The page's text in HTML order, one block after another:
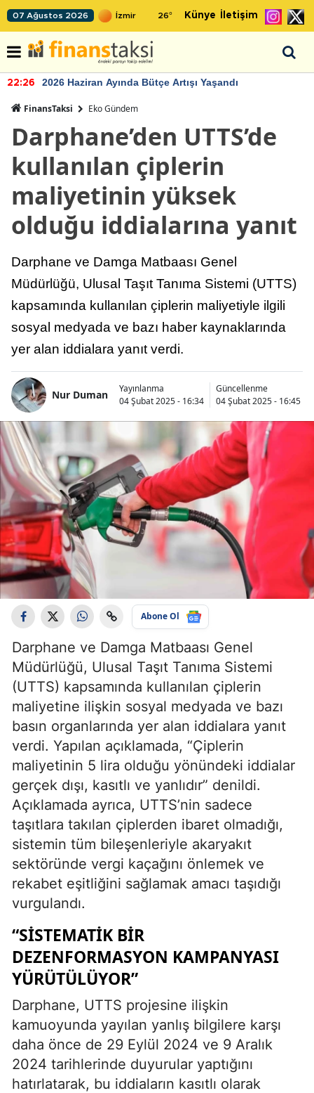
07 Ağustos 2026 26° Künye İletişim
22:26 2026 Haziran Ayında Bütçe Artışı Yaşandı
FinansTaksi Eko Gündem
Darphane’den UTTS’de
kullanılan çiplerin
maliyetinin yüksek
olduğu iddialarına yanıt
Darphane ve Damga Matbaası Genel
Müdürlüğü, Ulusal Taşıt Tanıma Sistemi (UTTS)
kapsamında kullanılan çiplerin maliyetiyle ilgili
sosyal medyada ve bazı haber kaynaklarında
yer alan iddialara yanıt verdi.
Nur Duman
Yayınlanma
04 Şubat 2025 - 16:34
Güncellenme
04 Şubat 2025 - 16:45
Abone Ol
Darphane ve Damga Matbaası Genel
Müdürlüğü, Ulusal Taşıt Tanıma Sistemi
(UTTS) kapsamında kullanılan çiplerin
maliyetine ilişkin sosyal medyada ve bazı
basın organlarında yer alan iddialara yanıt
verdi. Yapılan açıklamada, “Çiplerin
maliyetinin 5 lira olduğu yönündeki iddialar
gerçek dışı, kasıtlı ve yanlıdır” denildi.
Açıklamada ayrıca, UTTS’nin sadece
taşıtlara takılan çiplerden ibaret olmadığı,
sistemin tüm bileşenleriyle akaryakıt
sektöründe vergi kaçağını önlemek ve
rekabet eşitliğini sağlamak amacı taşıdığı
vurgulandı.
“SISTEMATIK BIR
DEZENFORMASYON KAMPANYASI
YÜRÜTÜLÜYOR”
Darphane, UTTS projesine ilişkin
kamuoyunda yayılan yanlış bilgilere karşı
daha önce de 29 Eylül 2024 ve 9 Aralık
2024 tarihlerinde duyurular yaptığını
hatırlatarak, bu iddiaların kasıtlı olarak